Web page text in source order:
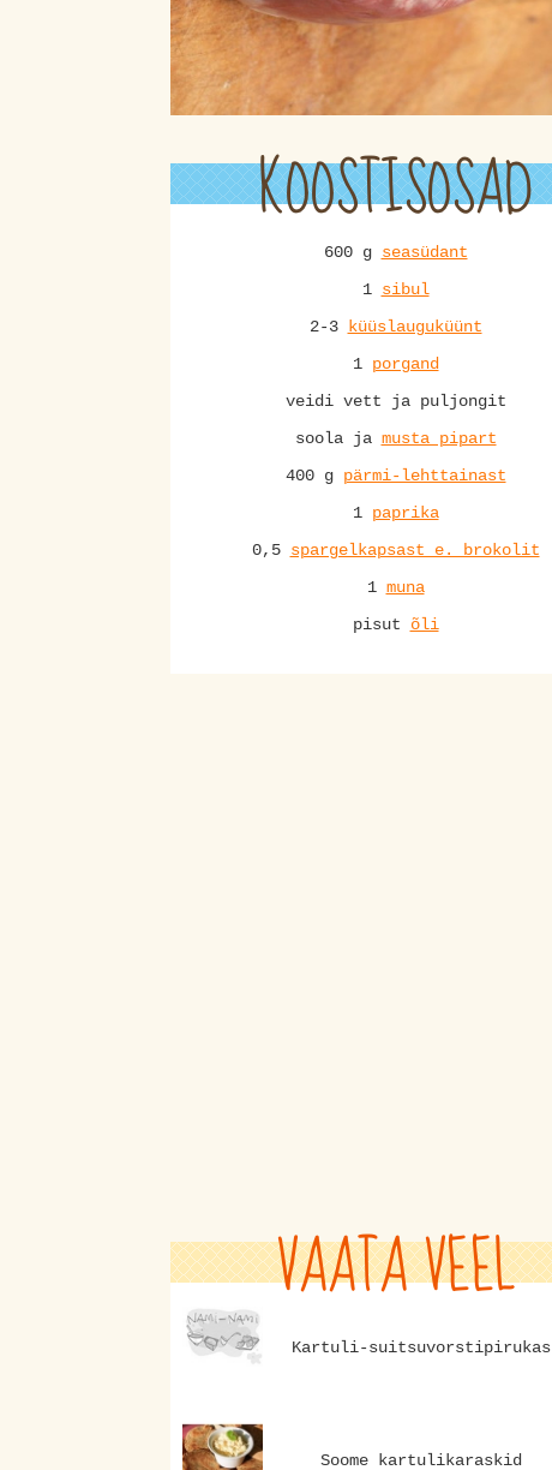
KOOSTISOSAD
600 g seasüdant
1 sibul
2-3
küüslauguküünt
1 porgand
veidi vett ja puljongit
soola ja musta pipart
400 g pärmi-lehttainast
1 paprika
0,5 spargelkapsast e. brokolit
1 muna
pisut õli
VAATA VEEL
Kartuli-suitsuvorstipirukas
Soome kartulikaraskid